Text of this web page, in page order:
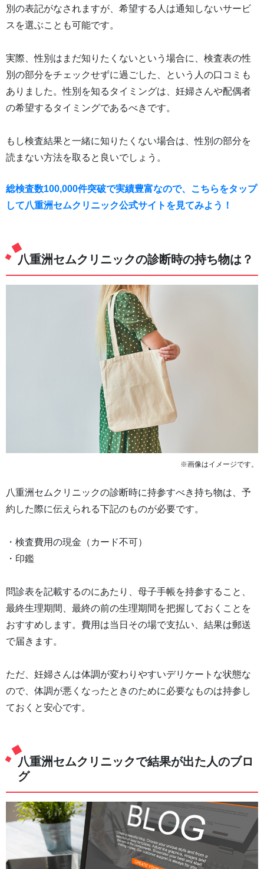
別の表記がなされますが、希望する人は通知しないサービ
スを選ぶことも可能です。
実際、性別はまだ知りたくないという場合に、検査表の性
別の部分をチェックせずに過ごした、という人の口コミも
ありました。性別を知るタイミングは、妊婦さんや配偶者
の希望するタイミングであるべきです。
もし検査結果と一緒に知りたくない場合は、性別の部分を
読まない方法を取ると良いでしょう。
総検査数100,000件突破で実績豊富なので、こちらをタップ
して八重洲セムクリニック公式サイトを見てみよう！
八重洲セムクリニックの診断時の持ち物は？
※画像はイメージです。
八重洲セムクリニックの診断時に持参すべき持ち物は、予
約した際に伝えられる下記のものが必要です。
・検査費用の現金（カード不可）
・印鑑
問診表を記載するのにあたり、母子手帳を持参すること、
最終生理期間、最終の前の生理期間を把握しておくことを
おすすめします。費用は当日その場で支払い、結果は郵送
で届きます。
ただ、妊婦さんは体調が変わりやすいデリケートな状態な
ので、体調が悪くなったときのために必要なものは持参し
ておくと安心です。
八重洲セムクリニックで結果が出た人のブロ
グ